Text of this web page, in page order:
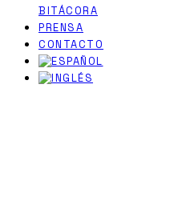
BITÁCORA
PRENSA
CONTACTO